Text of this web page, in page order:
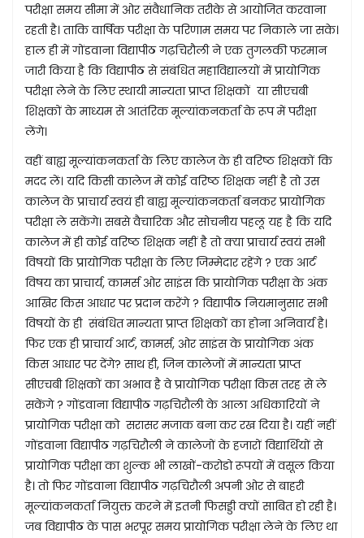
परीक्षा समय सीमा में ओर संवैधानिक तरीके से आयोजित करवाना
रहती है। ताकि वार्षिक परीक्षा के परिणाम समय पर निकाले जा सके।
हाल ही में गोंडवाना विद्यापीठ गढ़चिरौली ने एक तुगलकी फरमान
जारी किया है कि विद्यापीठ से संबंधित महाविद्यालयों में प्रायोगिक
परीक्षा लेने के लिए स्थायी मान्यता प्राप्त शिक्षकों या सीएचबी
शिक्षकों के माध्यम से आतंरिक मूल्यांकनकर्ता के रूप में परीक्षा
लेंगे।
वहीं बाह्य मूल्यांकनकर्ता के लिए कालेज के ही वरिष्ठ शिक्षकों कि
मदद लें। यदि किसी कालेज में कोई वरिष्ठ शिक्षक नहीं है तो उस
कालेज के प्राचार्य स्वयं ही बाह्य मूल्यांकनकर्ता बनकर प्रायोगिक
परीक्षा ले सकेंगे। सबसे वैचारिक और सोचनीय पहलू यह है कि यदि
कालेज में ही कोई वरिष्ठ शिक्षक नहीं है तो क्या प्राचार्य स्वयं सभी
विषयों कि प्रायोगिक परीक्षा के लिए जिम्मेदार रहेंगे ? एक आर्ट
विषय का प्राचार्य, कामर्स ओर साइंस कि प्रायोगिक परीक्षा के अंक
आखिर किस आधार पर प्रदान करेंगे ? विद्यापीठ नियमानुसार सभी
विषयों के ही संबंधित मान्यता प्राप्त शिक्षकों का होना अनिवार्य है।
फिर एक ही प्राचार्य आर्ट, कामर्स, ओर साइंस के प्रायोगिक अंक
किस आधार पर देंगे? साथ ही, जिन कालेजों में मान्यता प्राप्त
सीएचबी शिक्षकों का अभाव है वे प्रायोगिक परीक्षा किस तरह से ले
सकेंगे ? गोंडवाना विद्यापीठ गढ़चिरौली के आला अधिकारियों ने
प्रायोगिक परीक्षा को सरासर मजाक बना कर रख दिया है। यहीं नहीं
गोंडवाना विद्यापीठ गढ़चिरौली ने कालेजों के हजारों विद्यार्थियों से
प्रायोगिक परीक्षा का शुल्क भी लाखों-करोडो रूपयों में वसूल किया
है। तो फिर गोंडवाना विद्यापीठ गढ़चिरौली अपनी ओर से बाहरी
मूल्यांकनकर्ता नियुक्त करने में इतनी फिसड्डी क्यों साबित हो रही है।
जब विद्यापीठ के पास भरपूर समय प्रायोगिक परीक्षा लेने के लिए था